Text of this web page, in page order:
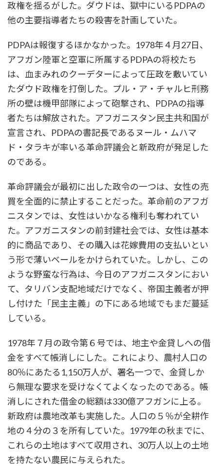
政権を揺るがした。ダウドは、獄中にいるPDPAの
他の主要指導者たちの殺害を計画していた。
PDPAは報復するほかなかった。1978年４月27日、
アフガン陸軍と空軍に所属するPDPAの将校たち
は、血まみれのクーデターによって圧政を敷いてい
たダウド政権を打倒した。プル・ア・チャルヒ刑務
所の壁は機甲部隊によって砲撃され、PDPAの指導
者たちは解放された。アフガニスタン民主共和国が
宣言され、PDPAの書記長であるヌール・ムハマ
ド・タラキが率いる革命評議会と新政府が発足した
のである。
革命評議会が最初に出した政令の一つは、女性の売
買を全面的に禁止することだった。革命前のアフガ
ニスタンでは、女性はいかなる権利も奪われてい
た。アフガニスタンの前封建社会では、女性は基本
的に商品であり、その購入は花嫁費用の支払いとい
う形で薄いベールをかけられていた。しかし、この
ような野蛮な行為は、今日のアフガニスタンにおい
て、タリバン支配地域だけでなく、帝国主義者が押
し付けた「民主主義」の下にある地域でもまだ蔓延
している。
1978年７月の政令第６号では、地主や金貸しへの借
金をすべて帳消しにした。これにより、農村人口の
80％にあたる1,150万人が、署名一つで、金貸しか
ら無理な要求を受けなくてよくなったのである。帳
消しにされた借金の総額は330億アフガンに上る。
新政府は農地改革も実施した。人口の５％が全耕作
地の４分の３を所有していた。1979年の秋までに、
これらの土地はすべて収用され、30万人以上の土地
を持たない農民に与えられた。